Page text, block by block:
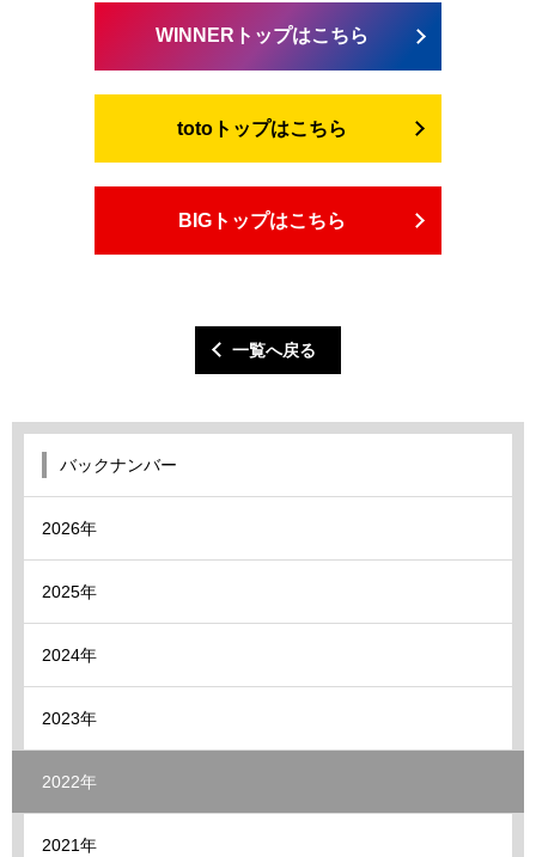
WINNERトップはこちら
totoトップはこちら
BIGトップはこちら
一覧へ戻る
バックナンバー
2026年
2025年
2024年
2023年
2022年
2021年